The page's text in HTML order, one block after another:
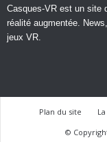
Casques-VR est un site
réalité augmentée.
jeux VR.
Plan du site
©